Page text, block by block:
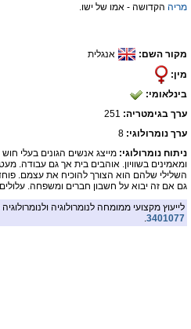
מריה הקדושה - אמו של ישו.
מקור השם:
אנגלית
מין:
בינלאומי:
ערך בגימטריה:
ערך נומרולוגי: 8
ניתוח נומרולוגי: מייצג אנשים הגונים בעלי
ומאמינים בשוויון. אוהבים בית אך גם עבודה.
השלילי שלהם הוא הצורך להוכיח את עצמם.
גם אם זה יבוא על חשבון חברים ומשפחה.
לייעוץ מקצועי ממומחה לנומרולוגיה
3401077
.